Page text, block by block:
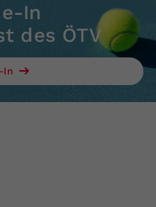
In
des ÖTV
In